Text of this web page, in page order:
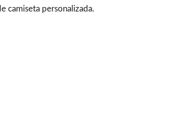
camiseta personalizada.